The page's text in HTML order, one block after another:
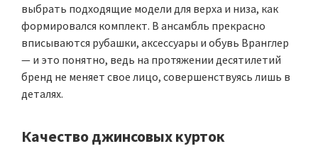
выбрать подходящие модели для верха и низа, как
формировался комплект. В ансамбль прекрасно
вписываются рубашки, аксессуары и обувь Вранглер
— и это понятно, ведь на протяжении десятилетий
бренд не меняет свое лицо, совершенствуясь лишь в
деталях.
Качество джинсовых курток